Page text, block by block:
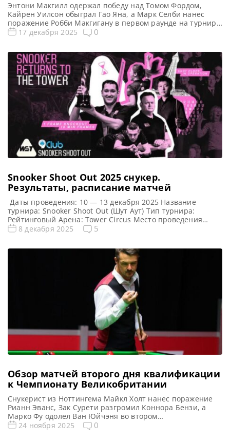
Энтони Макгилл одержал победу над Томом Фордом,
Кайрен Уилсон обыграл Гао Яна, а Марк Селби нанес
поражение Робби Макгигану в первом раунде на турнире
Scottish Open 2025, сообщает WST На второй день
победу над Томом Фордом со счетом 4-1. Макгилл и его
партнер […]
17 декабря 2025 0
Snooker Shoot Out 2025 cнукер.
Результаты, расписание матчей
Даты проведения: 10 — 13 декабря 2025 Название
турнира: Snooker Shoot Out (Шут Аут) Тип турнира:
Рейтинговый Арена: Tower Circus Место проведения
(населенный пункт, город, страна): Блэкпул, Англия
более 10 минут, в течении первых 5-ти минут на удар
8 декабря 2025 5
Обзор матчей второго дня квалификации
к Чемпионату Великобритании
Снукерист из Ноттингема Майкл Холт нанес поражение
Рианн Эванс, Зак Сурети разгромил Коннора Бензи, а
Марко Фу одолел Ван Юйчэня во втором
квалификационном раунде Чемпионата Великобритании
24 ноября 2025 0